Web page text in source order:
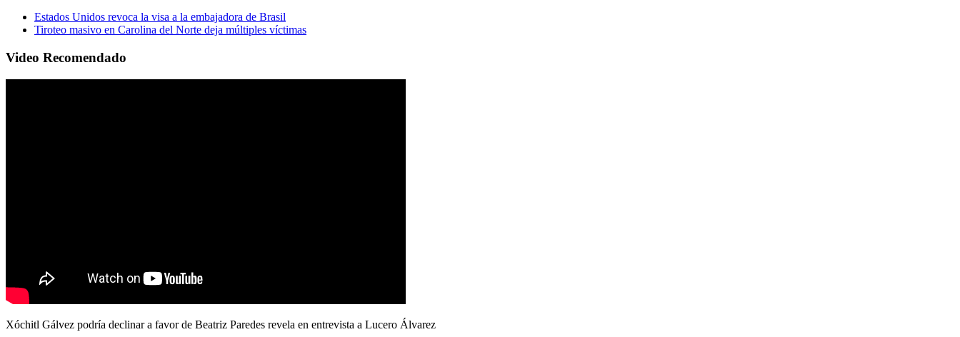
Estados Unidos revoca la visa a la embajadora de Brasil
Tiroteo masivo en Carolina del Norte deja múltiples víctimas
Video Recomendado
Xóchitl Gálvez podría declinar a favor de Beatriz Paredes revela en entrevista a Lucero Álvarez